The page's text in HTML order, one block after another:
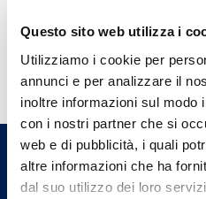
Questo sito web utilizza i
Utilizziamo i cookie per
annunci e per analizzare il
inoltre informazioni sul modo
con i nostri partner che si
web e di pubblicità, i quali
altre informazioni che ha
dal suo utilizzo dei loro
Hai bisogno di
informazioni?
Trova l'Agenzia più
un nostro Agente.
Contattaci